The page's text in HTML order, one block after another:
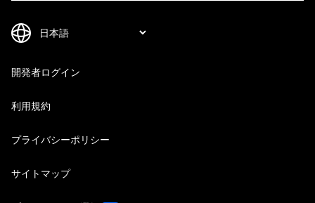
開発者ログイン
利用規約
プライバシーポリシー
サイトマップ